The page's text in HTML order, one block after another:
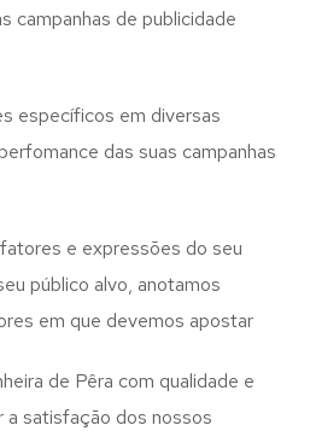
campanhas de publicidade
específicos em diversas
das suas campanhas
e expressões do seu
público alvo, anotamos
em que devemos apostar
de Pêra com qualidade e
a satisfação dos nossos